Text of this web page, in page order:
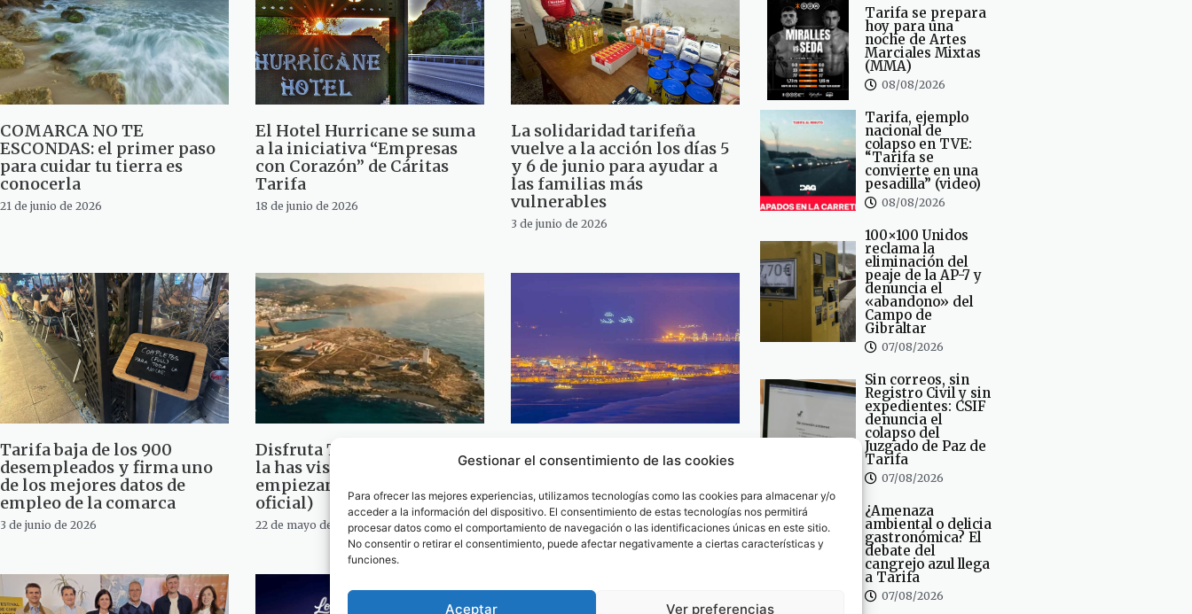
Gestionar el consentimiento de las cookies
Para ofrecer las mejores experiencias, utilizamos tecnologías como las cookies para almacenar y/o
acceder a la información del dispositivo. El consentimiento de estas tecnologías nos permitirá
procesar datos como el comportamiento de navegación o las identificaciones únicas en este sitio.
No consentir o retirar el consentimiento, puede afectar negativamente a ciertas características y
funciones.
Aceptar Ver preferencias
COMARCA NO TE
ESCONDAS: el primer paso
para cuidar tu tierra es
conocerla
21 de junio de 2026
El Hotel Hurricane se suma
a la iniciativa “Empresas
con Corazón” de Cáritas
Tarifa
18 de junio de 2026
La solidaridad tarifeña
vuelve a la acción los días 5
y 6 de junio para ayudar a
las familias más
vulnerables
3 de junio de 2026
Tarifa baja de los 900
desempleados y firma uno
de los mejores datos de
empleo de la comarca
3 de junio de 2026
Disfruta Tarifa como nunca
la has visto, 9 días de Cine
empiezan hoy…(video
oficial)
22 de mayo de 2026
Tarifa, más viva que nunca:
experiencias especiales
21 de mayo de 2026
Tarifa se prepara
hoy para una
noche de Artes
Marciales Mixtas
(MMA)
08/08/2026
Tarifa, ejemplo
nacional de
colapso en TVE:
“Tarifa se
convierte en una
pesadilla” (video)
08/08/2026
100×100 Unidos
reclama la
eliminación del
peaje de la AP-7 y
denuncia el
«abandono» del
Campo de
Gibraltar
07/08/2026
Sin correos, sin
Registro Civil y sin
expedientes: CSIF
denuncia el
colapso del
Juzgado de Paz de
Tarifa
07/08/2026
¿Amenaza
ambiental o delicia
gastronómica? El
debate del
cangrejo azul llega
a Tarifa
07/08/2026